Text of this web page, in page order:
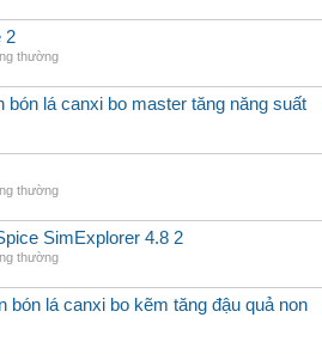
2
thường
bón lá canxi bo master tăng năng suất
thường
SimExplorer 4.8 2
thường
bón lá canxi bo kẽm tăng đậu quả non